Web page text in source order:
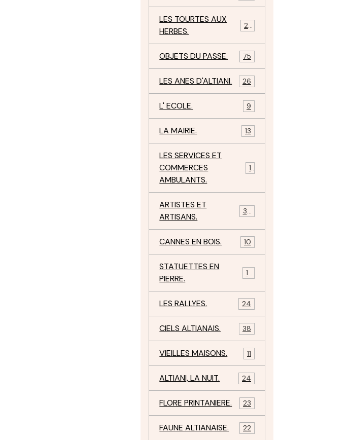
LES TOURTES AUX
HERBES.
29
OBJETS DU PASSE. 75
LES ANES D'ALTIANI. 26
L' ECOLE. 9
LA MAIRIE. 13
LES SERVICES ET
COMMERCES
AMBULANTS.
11
ARTISTES ET
ARTISANS.
34
CANNES EN BOIS. 10
STATUETTES EN
PIERRE.
17
LES RALLYES. 24
CIELS ALTIANAIS. 38
VIEILLES MAISONS. 11
ALTIANI, LA NUIT. 24
FLORE PRINTANIERE. 23
FAUNE ALTIANAISE. 22